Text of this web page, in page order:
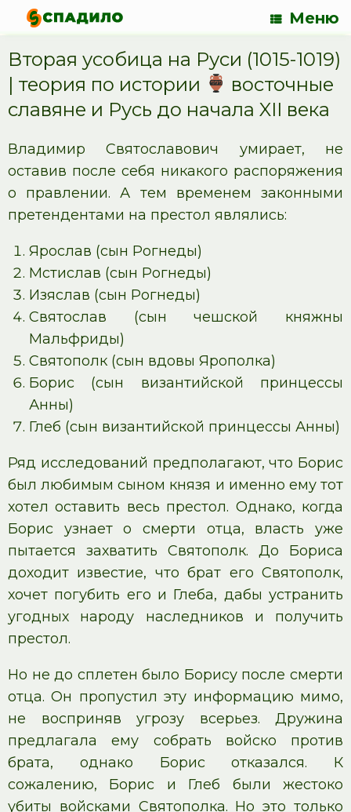
Меню
Вторая усобица на Руси (1015-1019)
| теория по истории
восточные
славяне и Русь до начала XII века
Владимир Святославович умирает, не
оставив после себя никакого распоряжения
о правлении. А тем временем законными
претендентами на престол являлись:
Ярослав (сын Рогнеды)
Мстислав (сын Рогнеды)
Изяслав (сын Рогнеды)
Святослав (сын чешской княжны
Мальфриды)
Святополк (сын вдовы Ярополка)
Борис (сын византийской принцессы
Анны)
Глеб (сын византийской принцессы Анны)
Ряд исследований предполагают, что Борис
был любимым сыном князя и именно ему тот
хотел оставить весь престол. Однако, когда
Борис узнает о смерти отца, власть уже
пытается захватить Святополк. До Бориса
доходит известие, что брат его Святополк,
хочет погубить его и Глеба, дабы устранить
угодных народу наследников и получить
престол.
Но не до сплетен было Борису после смерти
отца. Он пропустил эту информацию мимо,
не восприняв угрозу всерьез. Дружина
предлагала ему собрать войско против
брата, однако Борис отказался. К
сожалению, Борис и Глеб были жестоко
убиты войсками Святополка. Но это только